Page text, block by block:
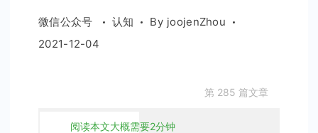
微信公众号 认知 By joojenZhou
2021-12-04
第 285 篇文章
阅读本文大概需要2分钟